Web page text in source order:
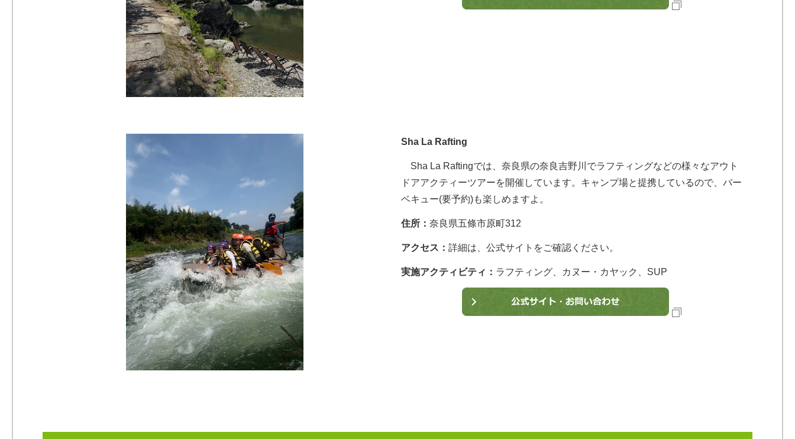
Sha La Rafting
Sha La Raftingでは、奈良県の奈良吉野川でラフティングなどの様々なアウト
ドアアクティーツアーを開催しています。キャンプ場と提携しているので、バー
ベキュー(要予約)も楽しめますよ。
住所： 奈良県五條市原町312
アクセス： 詳細は、公式サイトをご確認ください。
実施アクティビティ： ラフティング、カヌー・カヤック、SUP